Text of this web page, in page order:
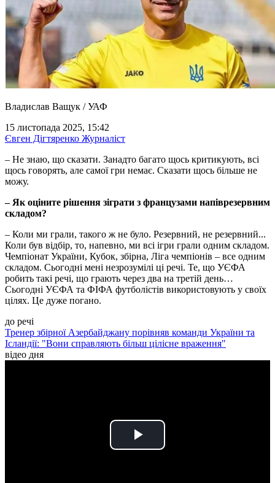
Владислав Ващук / УАФ
15 листопада 2025, 15:42
Євген Дігтяренко Журналіст
– Не знаю, що сказати. Занадто багато щось критикують, всі
щось говорять, але самої гри немає. Сказати щось більше не
можу.
– Як оціните рішення зіграти з французами напіврезервним
складом?
– Коли ми грали, такого ж не було. Резервний, не резервний...
Коли був відбір, то, напевно, ми всі ігри грали одним складом.
Чемпіонат України, Кубок, збірна, Ліга чемпіонів – все одним
складом. Сьогодні мені незрозумілі ці речі. Те, що УЄФА
робить такі речі, що грають через два на третій день…
Сьогодні УЄФА та ФІФА футболістів використовують у своїх
цілях. Це дуже погано.
до речі
Тренер збірної Азербайджану порівняв команди України та
Ісландії: "Вони справляють більш цілісне враження"
відео дня
Play